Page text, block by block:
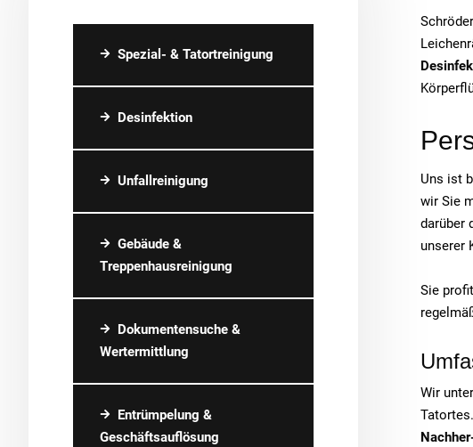
Spezial- & Tatortreinigung
Desinfektion
Unfallreinigung
Gebäude &
Treppenhausreinigung
Dokumentensuche &
Wertermittlung
Entrümpelung &
Geschäftsauflösung
Uns ist
wir Sie
darüber
unserer
Sie
Wir